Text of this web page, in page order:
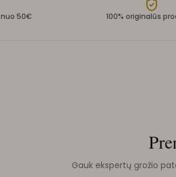
50€ 100% originalūs
Gauk ekspertų grožio